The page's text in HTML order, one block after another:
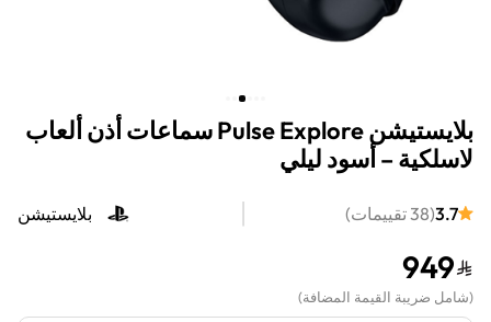
بلايستيشن Pulse Explore سماعات أذن ألعاب
لاسلكية – أسود ليلي
3.7
(
38تقييمات) بلايستيشن
949
(شامل ضريبة القيمة المضافة)